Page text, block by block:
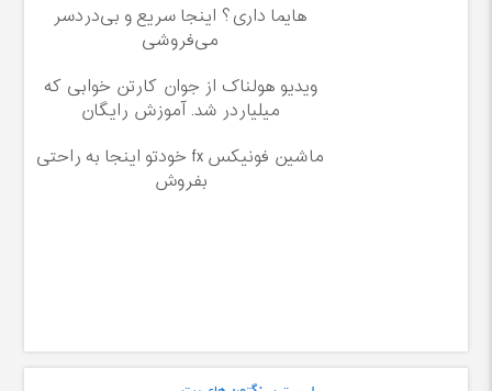
هایما داری؟ اینجا سریع و بی‌دردسر
می‌فروشی
ویدیو هولناک از جوان کارتن خوابی که
میلیاردر شد. آموزش رایگان
ماشین فونیکس fx خودتو اینجا به راحتی
بفروش